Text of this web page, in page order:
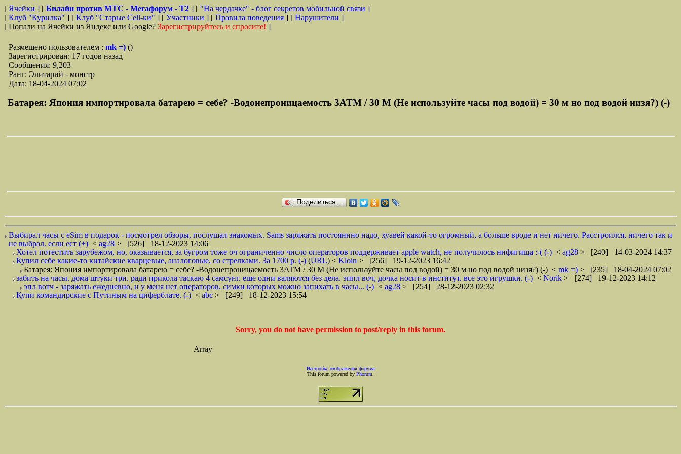
[ Ячейки ] [ Билайн против МТС - Мегафорум - T2 ] [ "На чердачке" - блог секретов мобильной связи ]
[ Клуб "Курилка" ] [ Клуб "Старые Сell-ки" ] [ Участники ] [ Правила поведения ] [ Нарушители ]
[ Попали на Ячейки из Яндекс или Google? Зарегистрируйтесь и спросите! ]
Размещено пользователем : mk =) ()
Зарегистрирован: 17 годов назад
Сообщения: 9,203
Ранг: Элитарий - монстр
Дата: 18-04-2024 07:02
Батарея: Япония импортировала батарею = себе? -Водонепроницаемость 3ATM / 30 M (Не используйте часы под водой) = 30 м но под водой низя?) (-)
Поделиться…
Выбирал часы с eSim в подарок - посмотрел обзоры, послушал знакомых. Sams заряжать постояннно надо, хуавей какой-то огромный, а больше вроде и нет ничего. Расстроился, ничего так и
не выбрал. если ест (+) < ag28 > [526] 18-12-2023 14:06
Хотел потестить зарубежом, но, оказывается, за бугром тоже оч ограниченно число операторов поддерживает apple watch, не получилось нифигища :-( (-) < ag28 > [240] 14-03-2024 14:37
Купил себе какие-то китайские кварцевые, аналоговые, со стрелками. За 1700 р. (-) (URL) < Kloin > [256] 19-12-2023 16:42
Батарея: Япония импортировала батарею = себе? -Водонепроницаемость 3ATM / 30 M (Не используйте часы под водой) = 30 м но под водой низя?) (-) < mk =) > [235] 18-04-2024 07:02
забить на часы. дома штуки три. ради прикола таскаю 4 самсунг. еще одни валяются без дела. эппл воч, дочка носит в институт. все это игрушки. (-) < Norik > [274] 19-12-2023 14:12
эпл вотч - заряжать ежедневно, и у меня нет операторов, симки которых можно запихать в часы... (-) < ag28 > [254] 28-12-2023 02:32
Купи командирские с Путиным на циферблате. (-) < abc > [249] 18-12-2023 15:54
Sorry, you do not have permission to post/reply in this forum.
Array
Настройка отображения форума
This forum powered by Phorum